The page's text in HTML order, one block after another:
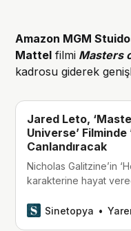
Amazon MGM
Mattel filmi Masters
kadrosu giderek
Jared Leto,
Universe’ Filminde
Canlandıracak
Nicholas Galitzine’in
karakterine hayat
oldu. Film, 5 Haziran
Sinetopya